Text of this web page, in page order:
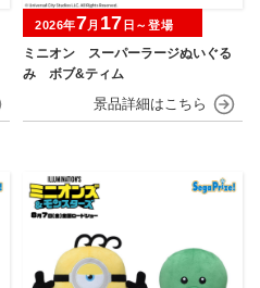
ミニオン スーパーラージぬいぐる
み ボブ&ティム
2026年7月 17 日～登場